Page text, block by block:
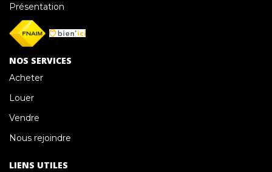
Présentation
NOS SERVICES
Acheter
Louer
Vendre
Nous rejoindre
LIENS UTILES